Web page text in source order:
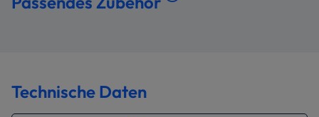
Technische Daten